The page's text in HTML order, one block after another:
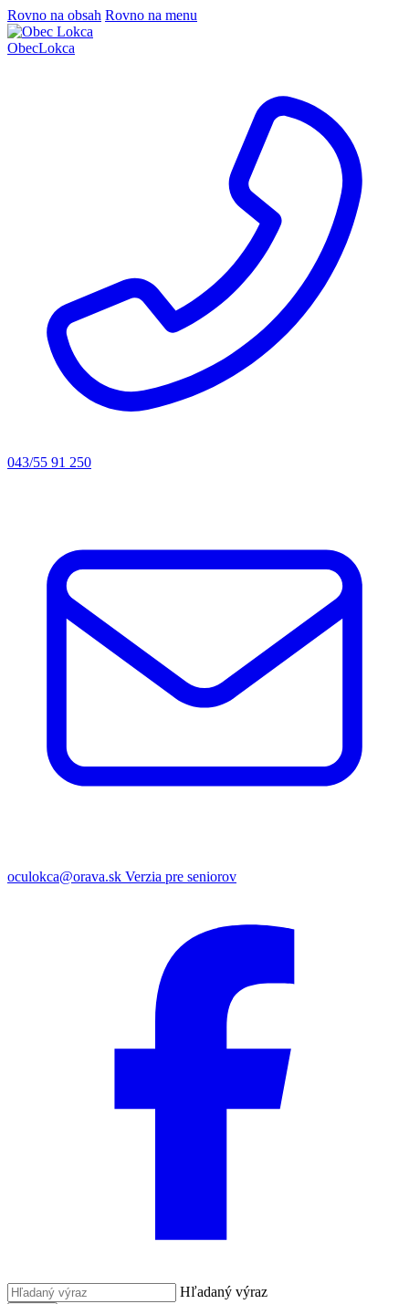
Rovno na obsah Rovno na menu
ObecLokca
043/55 91 250
oculokca@orava.sk Verzia pre seniorov
Hľadaný výraz